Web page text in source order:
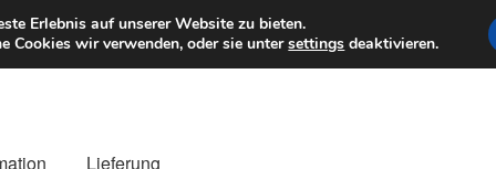
EUR Mo–Fr
Lieferung
Erlebnis auf unserer Website zu bieten.
Cookies wir verwenden, oder sie untersettings deaktivieren.